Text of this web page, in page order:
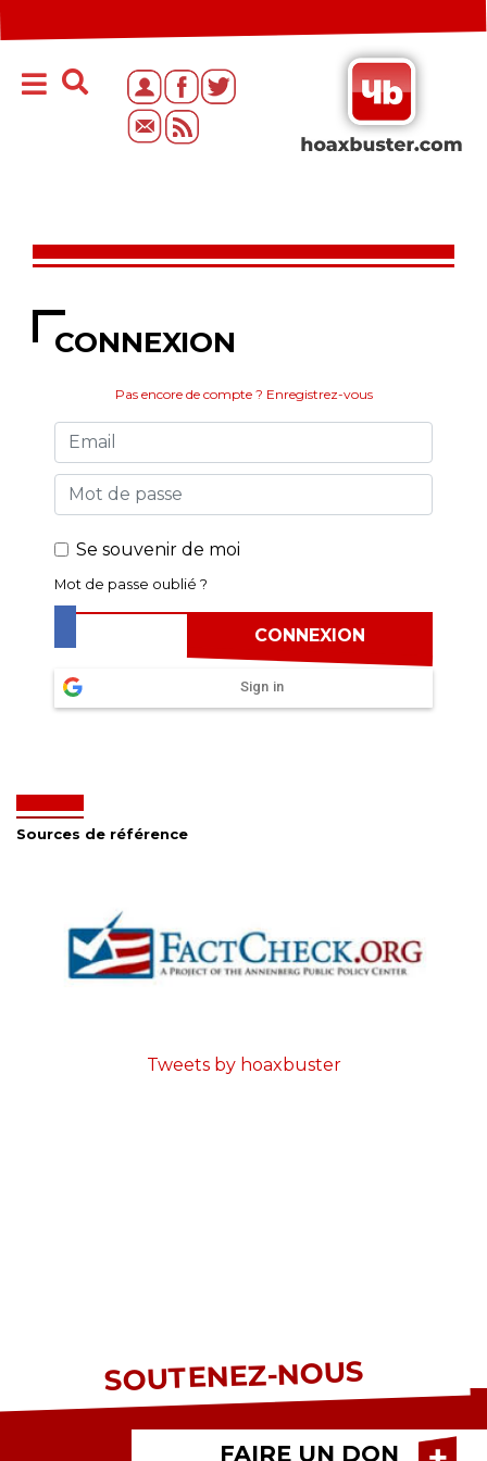
CONNEXION
Pas encore de compte ? Enregistrez-vous
Se souvenir de moi
Mot de passe oublié ?
Sign in
Sources de référence
Tweets by hoaxbuster
SOUTENEZ-NOUS
FAIRE UN DON